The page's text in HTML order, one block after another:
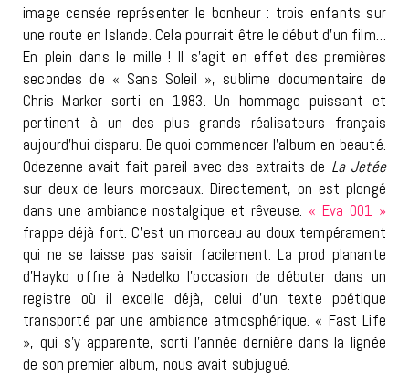
image censée représenter le bonheur : trois enfants sur
une route en Islande. Cela pourrait être le début d’un film…
En plein dans le mille ! Il s’agit en effet des premières
secondes de « Sans Soleil », sublime documentaire de
Chris Marker sorti en 1983. Un hommage puissant et
pertinent à un des plus grands réalisateurs français
aujourd’hui disparu. De quoi commencer l’album en beauté.
Odezenne avait fait pareil avec des extraits de La Jetée
sur deux de leurs morceaux. Directement, on est plongé
dans une ambiance nostalgique et rêveuse. « Eva 001 »
frappe déjà fort. C’est un morceau au doux tempérament
qui ne se laisse pas saisir facilement. La prod planante
d’Hayko offre à Nedelko l’occasion de débuter dans un
registre où il excelle déjà, celui d’un texte poétique
transporté par une ambiance atmosphérique. « Fast Life
», qui s’y apparente, sorti l’année dernière dans la lignée
de son premier album, nous avait subjugué.